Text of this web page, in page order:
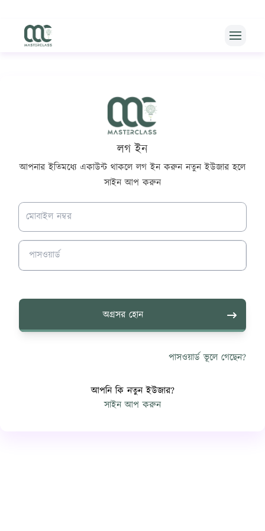
Open
লগ ইন
আপনার ইতিমধ্যে একাউন্ট থাকলে লগ ইন করুন নতুন ইউজার হলে
সাইন আপ করুন
অগ্রসর হোন
পাসওয়ার্ড ভূলে গেছেন?
আপনি কি নতুন ইউজার?
সাইন আপ করুন